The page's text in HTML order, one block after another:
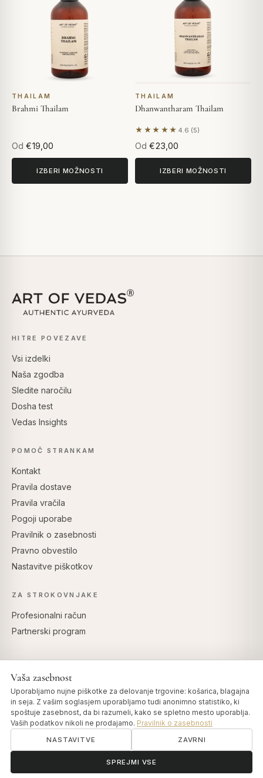
THAILAM
Brahmi Thailam
Od €19,00
IZBERI MOŽNOSTI
THAILAM
Dhanwantharam Thailam
★★★★★ 4.6 (5)
Na podlagi 5 mnenj
Od €23,00
IZBERI MOŽNOSTI
HITRE POVEZAVE
Vsi izdelki
Naša zgodba
Sledite naročilu
Dosha test
Vedas Insights
POMOČ STRANKAM
Kontakt
Pravila dostave
Pravila vračila
Pogoji uporabe
Pravilnik o zasebnosti
Pravno obvestilo
Nastavitve piškotkov
ZA STROKOVNJAKE
Profesionalni račun
Partnerski program
ॐ
Vaša zasebnost
Uporabljamo nujne piškotke za delovanje trgovine: košarica, blagajna
in seja. Z vašim soglasjem uporabljamo tudi anonimno statistiko, ki
spoštuje zasebnost, da bi razumeli, kako se spletno mesto uporablja.
Vaših podatkov nikoli ne prodajamo. Pravilnik o zasebnosti
NASTAVITVE ZAVRNI
SPREJMI VSE